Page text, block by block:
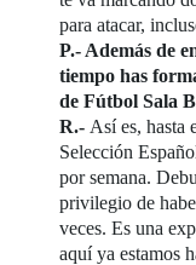
para atacar,
P.- Además de
tiempo has
de Fútbol Sala
R.- Así es, hasta
Selección
por semana.
privilegio de
veces. Es una
aquí ya estamos